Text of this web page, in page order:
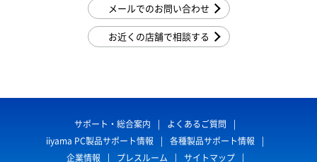
メールでのお問い合わせ
お近くの店舗で相談する
サポート・総合案内
よくあるご質問
iiyama PC製品サポート情報
各種製品サポート情報
企業情報
プレスルーム
サイトマップ